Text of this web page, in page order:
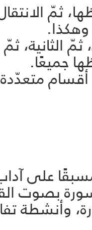
ثمّ
وهكذا.
ثمّ
جميعًا.
على آداب
بصوت
وأنشطة